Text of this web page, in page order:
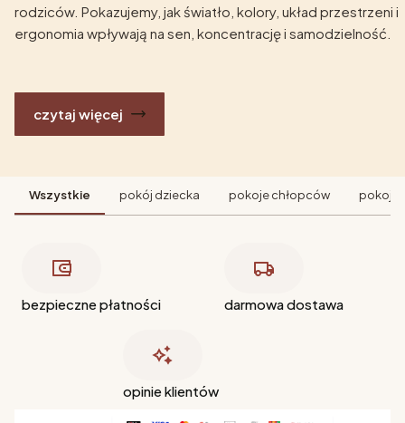
rodziców. Pokazujemy, jak światło, kolory, układ przestrzeni i
ergonomia wpływają na sen, koncentrację i samodzielność.
czytaj więcej
Wszystkie pokój dziecka pokoje chłopców pokoje
bezpieczne płatności darmowa dostawa
opinie klientów